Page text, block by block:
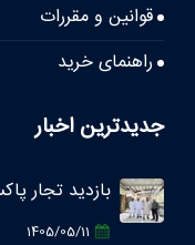
قوانین و مقررات
راهنمای خرید
جدیدترین اخبار
بازدید تجار
1405/05/11